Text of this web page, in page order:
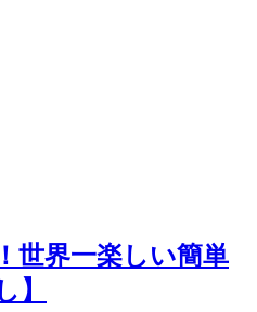
世界一楽しい簡単
】